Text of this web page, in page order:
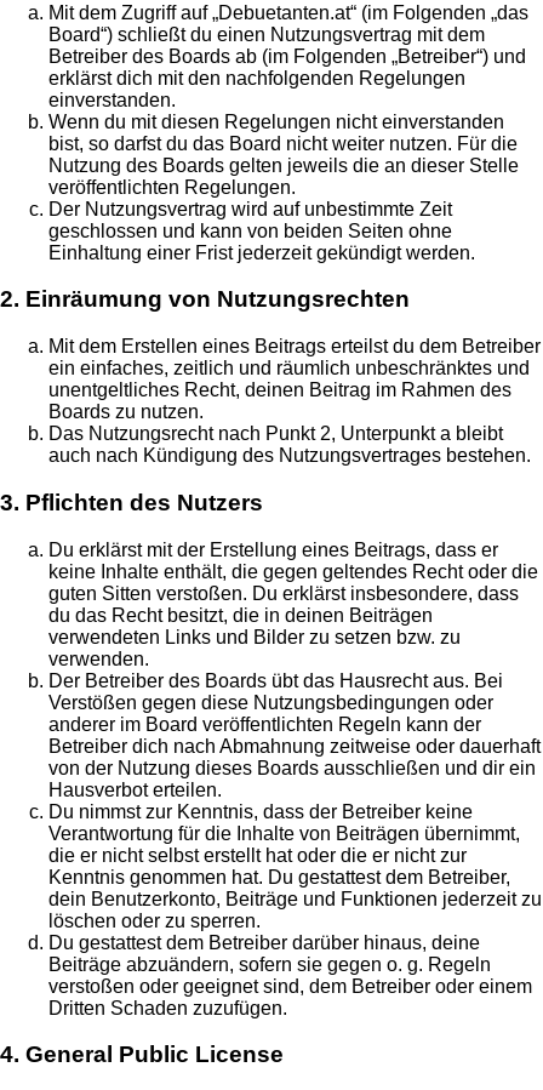
Mit dem Zugriff auf „Debuetanten.at“ (im Folgenden „das
Board“) schließt du einen Nutzungsvertrag mit dem
Betreiber des Boards ab (im Folgenden „Betreiber“) und
erklärst dich mit den nachfolgenden Regelungen
einverstanden.
Wenn du mit diesen Regelungen nicht einverstanden
bist, so darfst du das Board nicht weiter nutzen. Für die
Nutzung des Boards gelten jeweils die an dieser Stelle
veröffentlichten Regelungen.
Der Nutzungsvertrag wird auf unbestimmte Zeit
geschlossen und kann von beiden Seiten ohne
Einhaltung einer Frist jederzeit gekündigt werden.
2. Einräumung von Nutzungsrechten
Mit dem Erstellen eines Beitrags erteilst du dem Betreiber
ein einfaches, zeitlich und räumlich unbeschränktes und
unentgeltliches Recht, deinen Beitrag im Rahmen des
Boards zu nutzen.
Das Nutzungsrecht nach Punkt 2, Unterpunkt a bleibt
auch nach Kündigung des Nutzungsvertrages bestehen.
3. Pflichten des Nutzers
Du erklärst mit der Erstellung eines Beitrags, dass er
keine Inhalte enthält, die gegen geltendes Recht oder die
guten Sitten verstoßen. Du erklärst insbesondere, dass
du das Recht besitzt, die in deinen Beiträgen
verwendeten Links und Bilder zu setzen bzw. zu
verwenden.
Der Betreiber des Boards übt das Hausrecht aus. Bei
Verstößen gegen diese Nutzungsbedingungen oder
anderer im Board veröffentlichten Regeln kann der
Betreiber dich nach Abmahnung zeitweise oder dauerhaft
von der Nutzung dieses Boards ausschließen und dir ein
Hausverbot erteilen.
Du nimmst zur Kenntnis, dass der Betreiber keine
Verantwortung für die Inhalte von Beiträgen übernimmt,
die er nicht selbst erstellt hat oder die er nicht zur
Kenntnis genommen hat. Du gestattest dem Betreiber,
dein Benutzerkonto, Beiträge und Funktionen jederzeit zu
löschen oder zu sperren.
Du gestattest dem Betreiber darüber hinaus, deine
Beiträge abzuändern, sofern sie gegen o. g. Regeln
verstoßen oder geeignet sind, dem Betreiber oder einem
Dritten Schaden zuzufügen.
4. General Public License